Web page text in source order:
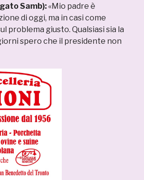
Samb):«Mio padre è
di oggi, ma in casi come
problema giusto. Qualsiasi sia la
spero che il presidente non